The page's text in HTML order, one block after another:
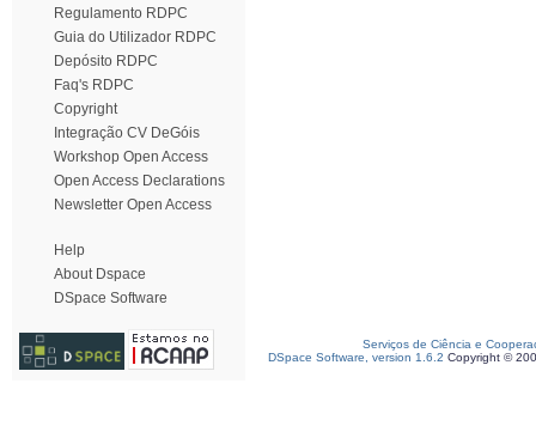
Regulamento RDPC
Guia do Utilizador RDPC
Depósito RDPC
Faq's RDPC
Copyright
Integração CV DeGóis
Workshop Open Access
Open Access Declarations
Newsletter Open Access
Help
About Dspace
DSpace Software
Serviços de Ciência e
DSpace Software, version 1.6.2 Copyright ©